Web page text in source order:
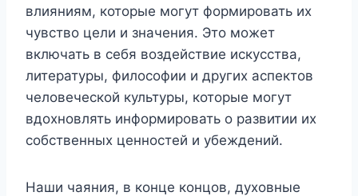
влияниям, которые могут формировать их
чувство цели и значения. Это может
включать в себя воздействие искусства,
литературы, философии и других аспектов
человеческой культуры, которые могут
вдохновлять информировать о развитии их
собственных ценностей и убеждений.
Наши чаяния, в конце концов, духовные